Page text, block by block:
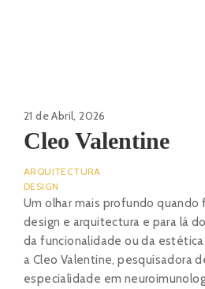
21 de Abril, 2026
Cleo Valentine
ARQUITECTURA
DESIGN
Um olhar mais profundo quando
design e arquitectura e para lá
da funcionalidade ou da
a Cleo Valentine, pesquisadora
especialidade em